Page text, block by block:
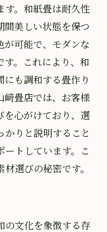
す。和紙畳は耐久性
間美しい状態を保つ
が可能で、モダンな
す。これにより、和
も調和する畳作り
﨑畳店では、お客様
を心がけており、選
りと説明すること
トしています。こ
選びの秘密です。
の文化を象徴する存